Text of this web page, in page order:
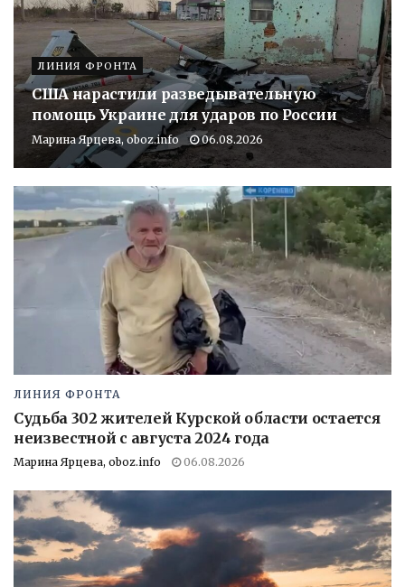
ЛИНИЯ ФРОНТА
США нарастили разведывательную
помощь Украине для ударов по России
Марина Ярцева, oboz.info 06.08.2026
ЛИНИЯ ФРОНТА
Судьба 302 жителей Курской области остается
неизвестной с августа 2024 года
Марина Ярцева, oboz.info 06.08.2026